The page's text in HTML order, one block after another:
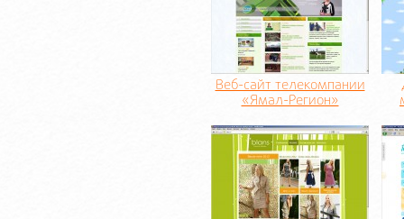
Веб-сайт телекомпании
«Ямал-Регион»